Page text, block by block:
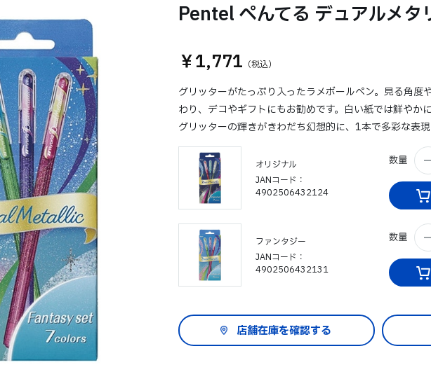
Pentel ぺんてる デュアルメタ
￥1,771
グリッターがたっぷり入ったラメボールペン。見る角度
わり、デコやギフトにもお勧めです。白い紙では鮮やか
グリッターの輝きがきわだち幻想的に、1本で多彩な表現
オリジナル
JANコード
4902506432124
数量
ファンタジー
JANコード
4902506432131
数量